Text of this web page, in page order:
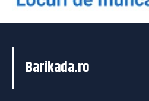
Barikada.ro